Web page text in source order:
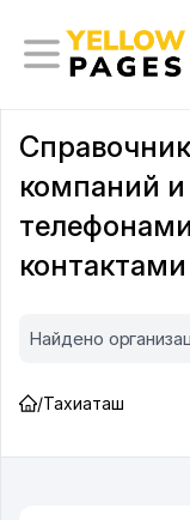
компаний
контактами
Найдено
/Тахиаташ